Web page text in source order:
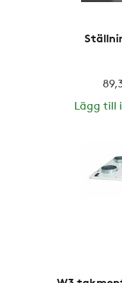
Lägg till